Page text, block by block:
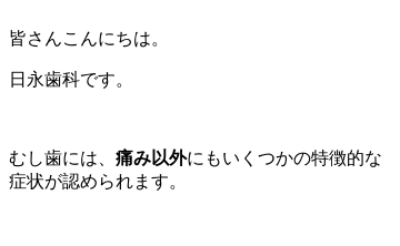
皆さんこんにちは。
日永歯科です。
むし歯には、 痛み以外にもいくつかの特徴的な
症状が認められます。